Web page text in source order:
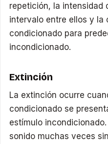
repetición, la intensidad
intervalo entre ellos y la
condicionado para
incondicionado.
Extinción
La extinción ocurre
condicionado se
estímulo
sonido muchas veces